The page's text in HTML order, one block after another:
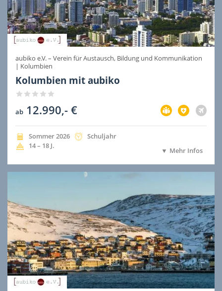
aubiko e.V. – Verein für Austausch, Bildung und Kommunikation
| Kolumbien
Kolumbien mit aubiko
ab 12.990,- €
Vorbereitung
im
Preis
Versicherung
im
Preis
Flug
nicht
im
Jahreszeit
der
Ausreise
Sommer Jahr
2026 Dauer
Schuljahr
Alter
14 – 18 J.
Mehr Infos